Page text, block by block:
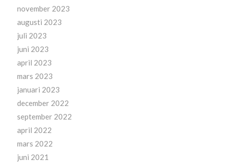
november 2023
augusti 2023
juli 2023
juni 2023
april 2023
mars 2023
januari 2023
december 2022
september 2022
april 2022
mars 2022
juni 2021